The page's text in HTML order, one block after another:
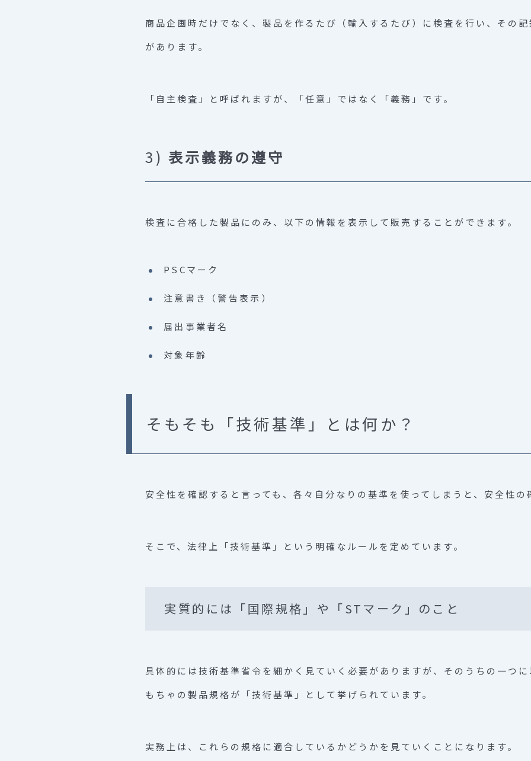
商品企画時だけでなく、製品を作るたび（輸入するたび）に検査を行い、その
があります。
「自主検査」と呼ばれますが、「任意」ではなく「義務」です。
3) 表示義務の遵守
検査に合格した製品にのみ、以下の情報を表示して販売することができます。
PSCマーク
注意書き（警告表示）
届出事業者名
対象年齢
そもそも「技術基準」とは何か？
安全性を確認すると言っても、各々自分なりの基準を使ってしまうと、安全性
そこで、法律上「技術基準」という明確なルールを定めています。
実質的には「国際規格」や「STマーク」のこと
具体的には技術基準省令を細かく見ていく必要がありますが、そのうちの一つ
もちゃの製品規格が「技術基準」として挙げられています。
実務上は、これらの規格に適合しているかどうかを見ていくことになります。